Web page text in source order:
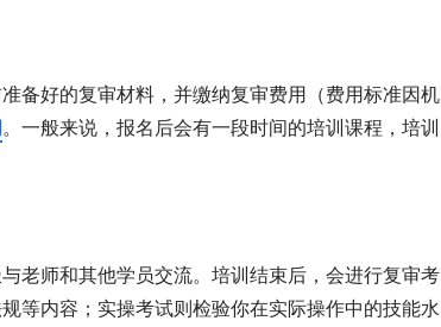
备好的复审材料，并缴纳复审费用（费用标准因机
。一般来说，报名后会有一段时间的培训课程，培训
老师和其他学员交流。培训结束后，会进行复审考
等内容；实操考试则检验你在实际操作中的技能水